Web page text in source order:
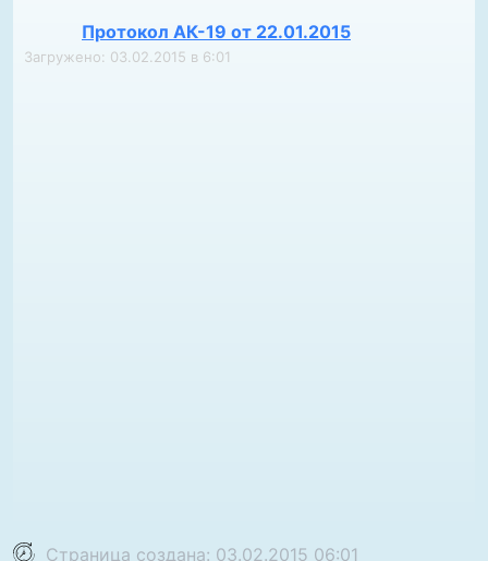
Протокол АК-19 от 22.01.2015
Загружено: 03.02.2015 в 6:01
Страница создана: 03.02.2015 06:01